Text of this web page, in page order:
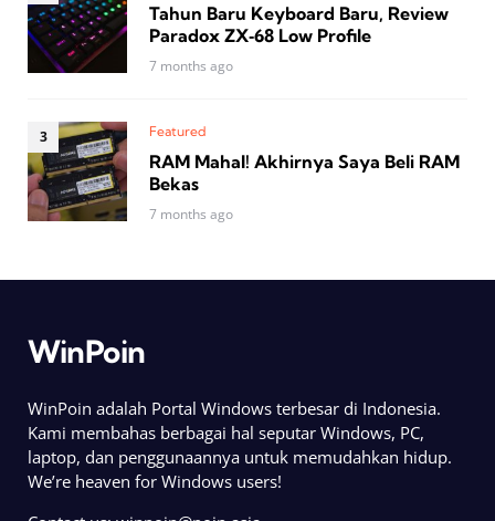
Tahun Baru Keyboard Baru, Review
Paradox ZX‑68 Low Profile
7 months ago
Featured
RAM Mahal! Akhirnya Saya Beli RAM
Bekas
7 months ago
WinPoin
WinPoin adalah Portal Windows terbesar di Indonesia.
Kami membahas berbagai hal seputar Windows, PC,
laptop, dan penggunaannya untuk memudahkan hidup.
We’re heaven for Windows users!